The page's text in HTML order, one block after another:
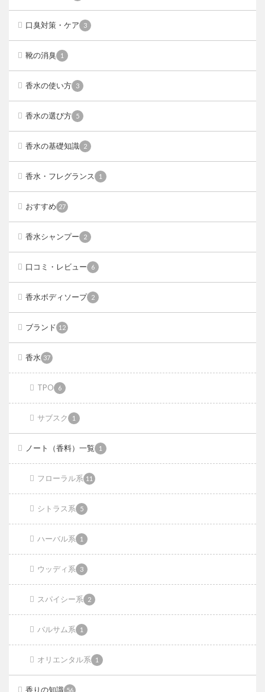
口臭対策・ケア 3
靴の消臭 1
香水の使い方 3
香水の選び方 5
香水の基礎知識 2
香水・フレグランス 1
おすすめ 27
香水シャンプー 2
口コミ・レビュー 6
香水ボディソープ 2
ブランド 12
香水 37
TPO 6
サブスク 1
ノート（香料）一覧 1
フローラル系 11
シトラス系 5
ハーバル系 1
ウッディ系 3
スパイシー系 2
バルサム系 1
オリエンタル系 1
香りの知識 56